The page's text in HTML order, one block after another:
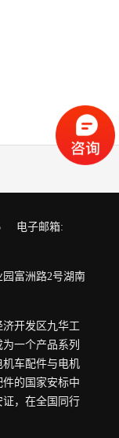
电子邮箱:
富洲路2号湖南
开发区九华工
一个产品系列
车配件与电机
的国家安标中
，在全国同行